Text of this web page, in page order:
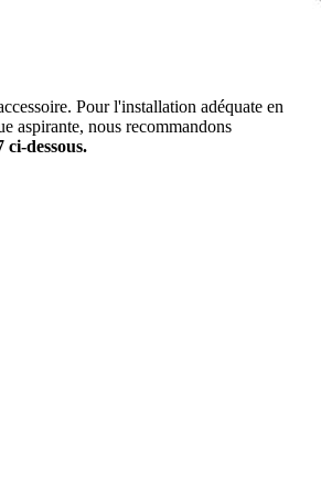
Pour l'installation adéquate en
aspirante, nous recommandons
ci-dessous.